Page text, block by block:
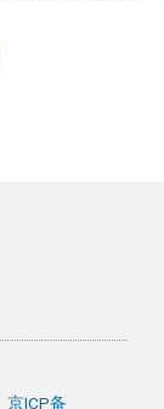
京ICP备